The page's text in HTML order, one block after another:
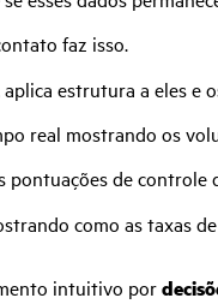
faz isso.
estrutura a eles
real mostrando os
pontuações de controle
como as taxas
intuitivo por